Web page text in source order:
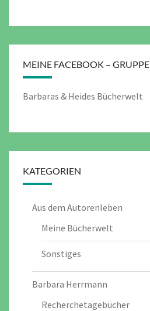
MEINE FACEBOOK – GRUPPE
Barbaras & Heides Bücherwelt
KATEGORIEN
Aus dem Autorenleben
Meine Bücherwelt
Sonstiges
Barbara Herrmann
Recherchetagebücher